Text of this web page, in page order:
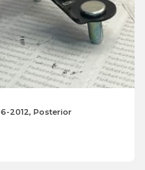
2012, Posterior